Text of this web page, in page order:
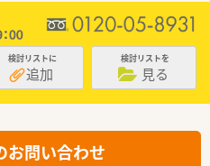
検討リストに
追加
検討リストを
見る
お問い合わせ